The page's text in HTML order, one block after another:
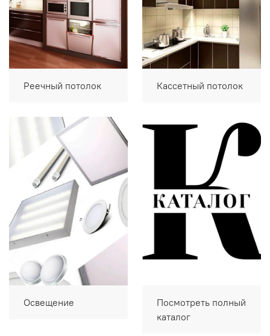
Реечный потолок Кассетный потолок
Освещение
Посмотреть полный
каталог